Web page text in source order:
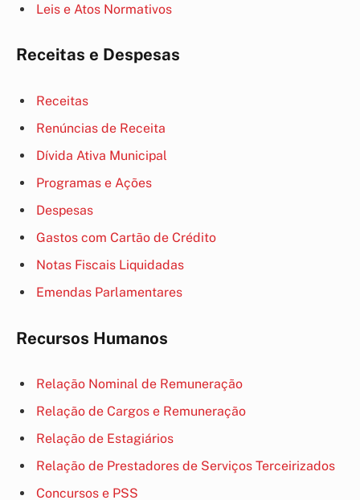
Leis e Atos Normativos
Receitas e Despesas
Receitas
Renúncias de Receita
Dívida Ativa Municipal
Programas e Ações
Despesas
Gastos com Cartão de Crédito
Notas Fiscais Liquidadas
Emendas Parlamentares
Recursos Humanos
Relação Nominal de Remuneração
Relação de Cargos e Remuneração
Relação de Estagiários
Relação de Prestadores de Serviços Terceirizados
Concursos e PSS